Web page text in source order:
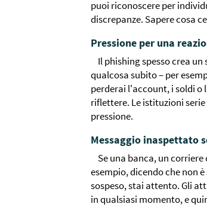
puoi riconoscere per
discrepanze. Sapere cosa
Pressione per una
Il phishing spesso crea
qualcosa subito – per
perderai l'account, i soldi o
riflettere. Le istituzioni
pressione.
Messaggio inaspettato
Se una banca, un
esempio, dicendo che non
sospeso, stai attento. Gli
in qualsiasi momento, e